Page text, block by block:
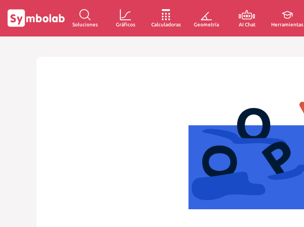
Soluciones Gráficos Calculadoras Geometría AI Chat Herramientas